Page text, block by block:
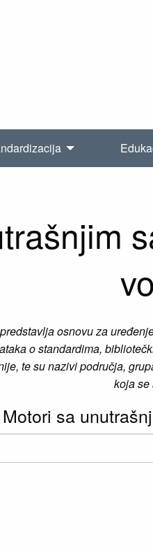
osnovu za
o standardima,
te su nazivi područja,
koja se
sa